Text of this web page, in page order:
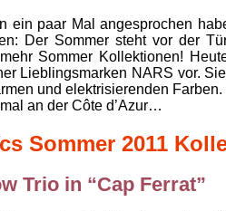
ein paar Mal angesprochen
Der Sommer steht vor der
Sommer Kollektionen!
Lieblingsmarken NARS vor.
und elektrisierenden
an der Côte d’Azur…
Sommer 2011
Trio in “Cap Ferrat”